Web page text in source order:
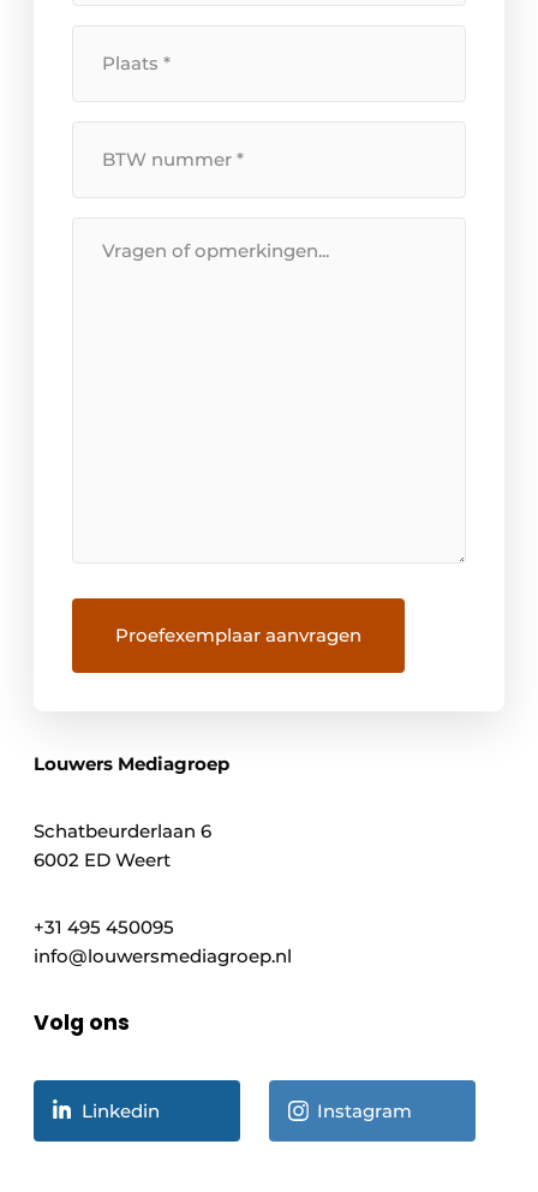
Nummer
*
Louwers Mediagroep
Schatbeurderlaan 6
6002 ED Weert
+31 495 450095
info@louwersmediagroep.nl
Volg ons
Linkedin Instagram